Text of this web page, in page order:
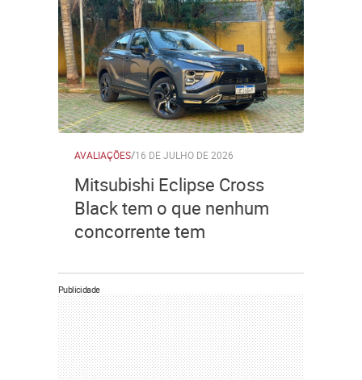
AVALIAÇÕES/16 DE JULHO DE 2026
Mitsubishi Eclipse Cross
Black tem o que nenhum
concorrente tem
Publicidade